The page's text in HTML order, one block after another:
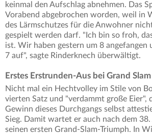
keinmal den Aufschlag abnehmen. Das
Vorabend abgebrochen worden, weil in
des Lärmschutzes für die Anwohner
gespielt werden darf. "Ich bin so froh,
ist. Wir haben gestern um 8 angefangen
7 auf", sagte Rinderknech überwältigt.
Erstes Erstrunden-Aus bei Grand
Nicht mal ein Hechtvolley im Stile von
vierten Satz und "verdammt große Eier",
Gewinn dieses Durchgangs selbst
Sieg. Damit wartet er auch nach dem
seinen ersten Grand-Slam-Triumph. In